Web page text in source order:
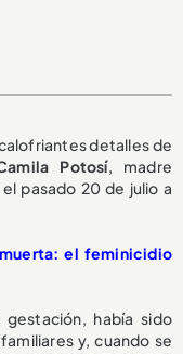
detalles de
Potosí, madre
pasado 20 de julio a
el feminicidio
había sido
y, cuando se